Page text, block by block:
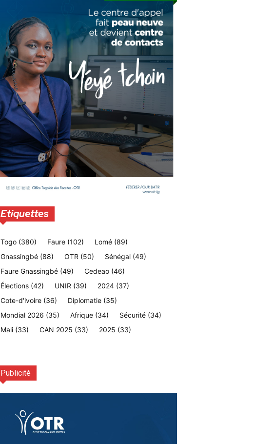
Etiquettes
Togo (380) Faure (102) Lomé (89)
Gnassingbé (88) OTR (50) Sénégal (49)
Faure Gnassingbé (49) Cedeao (46)
Élections (42) UNIR (39) 2024 (37)
Cote-d'ivoire (36) Diplomatie (35)
Mondial 2026 (35) Afrique (34) Sécurité (34)
Mali (33) CAN 2025 (33) 2025 (33)
Publicité